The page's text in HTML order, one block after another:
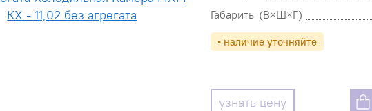
Габариты (В×Ш×Г)
• наличие уточняйте
узнать цену